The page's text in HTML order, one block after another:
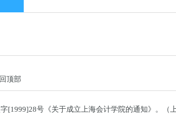
顶部
[1999]28号《关于成立上海会计学院的通知》。（